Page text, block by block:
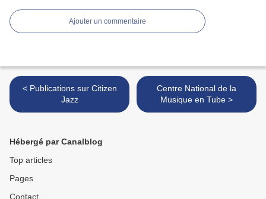
Ajouter un commentaire
< Publications sur Citizen
Jazz
Centre National de la
Musique en Tube >
Hébergé par Canalblog
Top articles
Pages
Contact